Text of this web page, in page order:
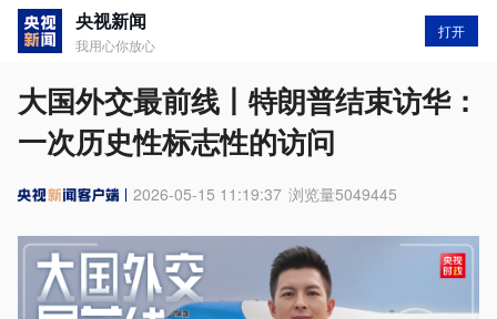
央视新闻
我用心你放心
打开
大国外交最前线丨特朗普结束访华：
一次历史性标志性的访问
2026-05-15 11:19:37 浏览量5049445